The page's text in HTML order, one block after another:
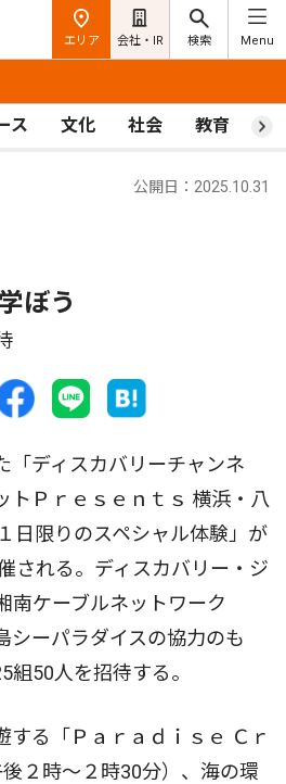
エリア 会社・IR 検索 Menu
ス 文化 社会 教育 ス
公開日：2025.10.31
ぼう
ディスカバリーチャンネ
トＰｒｅｓｅｎｔｓ 横浜・八
日限りのスペシャル体験」が
される。ディスカバリー・ジ
南ケーブルネットワーク
シーパラダイスの協力のも
組50人を招待する。
る「Ｐａｒａｄｉｓｅ Ｃｒ
２時〜２時30分）、海の環